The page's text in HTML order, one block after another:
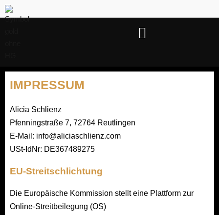
Zum
Inhalt
IMPRESSUM
Alicia Schlienz
Pfenningstraße 7, 72764 Reutlingen
E-Mail: info@aliciaschlienz.com
USt-IdNr: DE367489275
EU-Streitschlichtung
Die Europäische Kommission stellt eine Plattform zur
Online-Streitbeilegung (OS)